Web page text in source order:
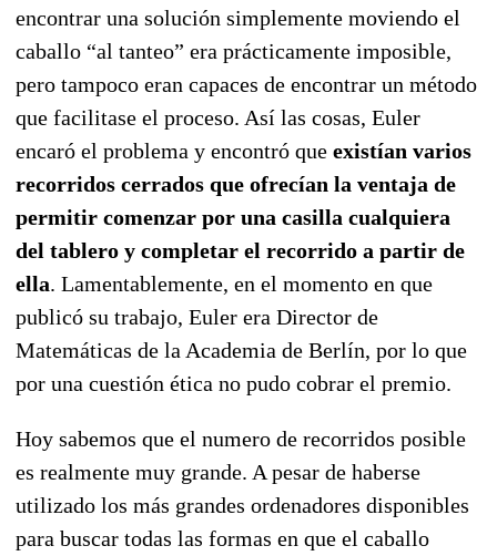
encontrar una solución simplemente moviendo el
caballo “al tanteo” era prácticamente imposible,
pero tampoco eran capaces de encontrar un método
que facilitase el proceso. Así las cosas, Euler
encaró el problema y encontró que existían varios
recorridos cerrados que ofrecían la ventaja de
permitir comenzar por una casilla cualquiera
del tablero y completar el recorrido a partir de
ella. Lamentablemente, en el momento en que
publicó su trabajo, Euler era Director de
Matemáticas de la Academia de Berlín, por lo que
por una cuestión ética no pudo cobrar el premio.
Hoy sabemos que el numero de recorridos posible
es realmente muy grande. A pesar de haberse
utilizado los más grandes ordenadores disponibles
para buscar todas las formas en que el caballo